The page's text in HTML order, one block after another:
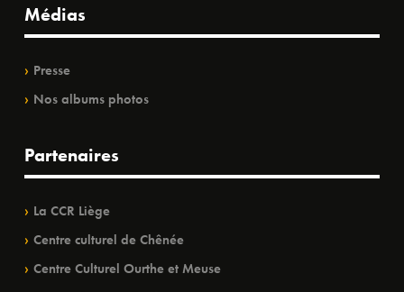
Médias
Presse
Nos albums photos
Partenaires
La CCR Liège
Centre culturel de Chênée
Centre Culturel Ourthe et Meuse